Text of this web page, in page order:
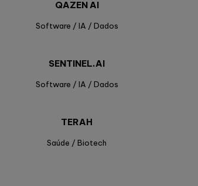
QAZEN AI
Software / IA / Dados
SENTINEL.AI
Software / IA / Dados
TERAH
Saúde / Biotech